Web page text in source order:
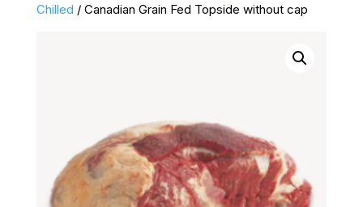
Chilled / Canadian Grain Fed Topside without cap